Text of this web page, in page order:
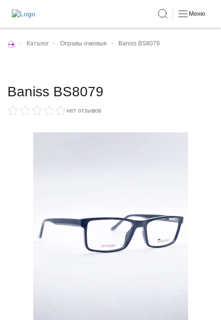
Меню
• Каталог • Оправы очковые • Baniss BS8079
Baniss BS8079
нет отзывов